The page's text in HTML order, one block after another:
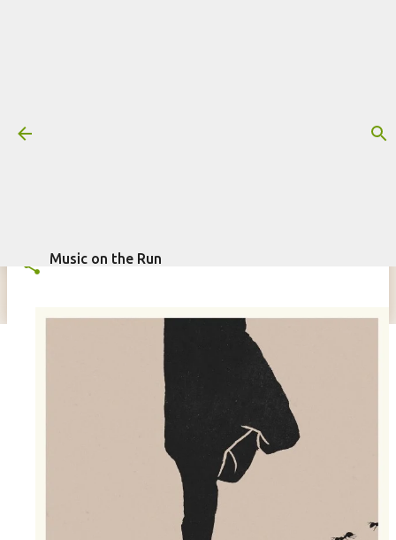
Music on the Run
Trilha sonora: Treta - Segunda